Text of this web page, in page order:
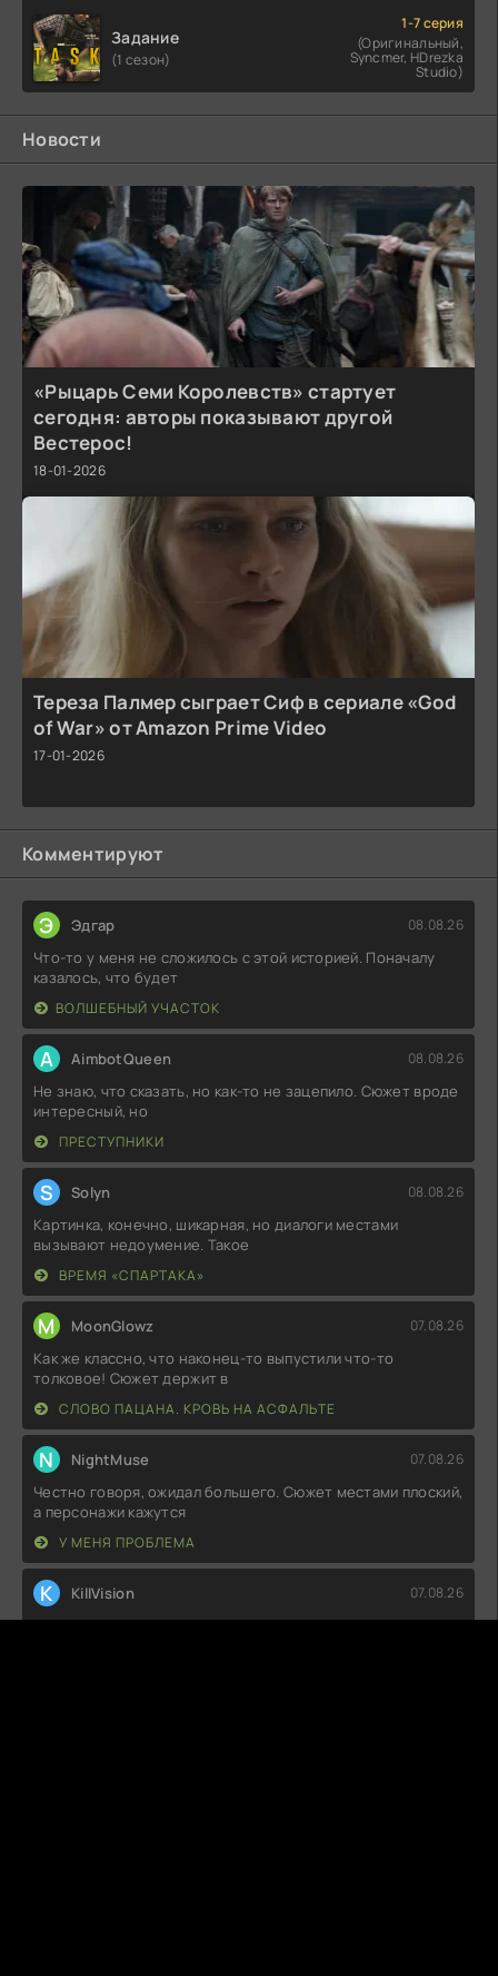
Задание
(1 сезон)
1-7 серия
(Оригинальный,
Syncmer, HDrezka
Studio)
Новости
«Рыцарь Семи Королевств» стартует
сегодня: авторы показывают другой
Вестерос!
18-01-2026
Тереза Палмер сыграет Сиф в сериале «God
of War» от Amazon Prime Video
17-01-2026
Комментируют
Э Эдгар 08.08.26
Что-то у меня не сложилось с этой историей. Поначалу
казалось, что будет
ВОЛШЕБНЫЙ УЧАСТОК
A AimbotQueen 08.08.26
Не знаю, что сказать, но как-то не зацепило. Сюжет вроде
интересный, но
ПРЕСТУПНИКИ
S Solyn 08.08.26
Картинка, конечно, шикарная, но диалоги местами
вызывают недоумение. Такое
ВРЕМЯ «СПАРТАКА»
M MoonGlowz 07.08.26
Как же классно, что наконец-то выпустили что-то
толковое! Сюжет держит в
СЛОВО ПАЦАНА. КРОВЬ НА АСФАЛЬТЕ
N NightMuse 07.08.26
Честно говоря, ожидал большего. Сюжет местами плоский,
а персонажи кажутся
У МЕНЯ ПРОБЛЕМА
K KillVision 07.08.26
Если честно, ожидал большего. Сюжет немного затянут, а